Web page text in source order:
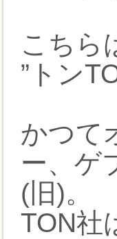
こちら
”トン
かつて
ー、ゲ
(旧)。
TON社